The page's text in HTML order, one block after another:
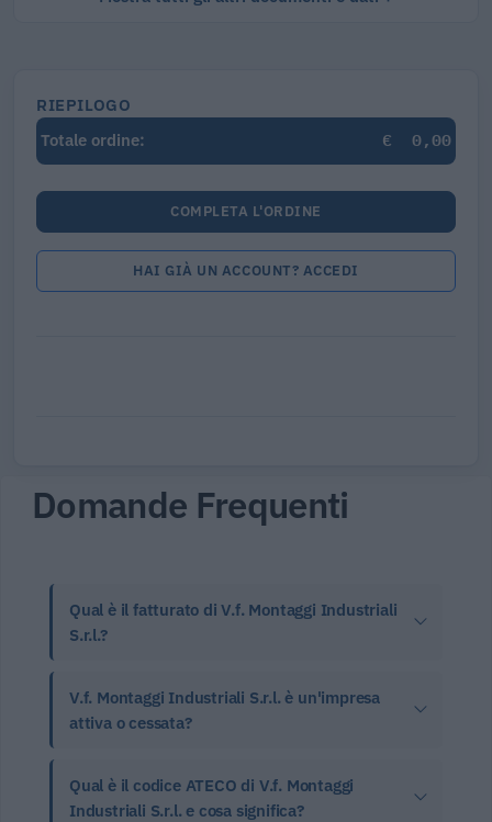
RIEPILOGO
Totale ordine:
€ 0,00
COMPLETA L'ORDINE
HAI GIÀ UN ACCOUNT? ACCEDI
Domande Frequenti
Qual è il fatturato di V.f. Montaggi Industriali
S.r.l.?
V.f. Montaggi Industriali S.r.l. è un'impresa
attiva o cessata?
Qual è il codice ATECO di V.f. Montaggi
Industriali S.r.l. e cosa significa?